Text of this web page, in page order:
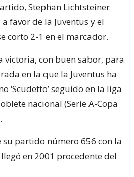
Stephan Lichtsteiner
favor de la Juventus y el
corto 2-1 en el marcador.
victoria, con buen sabor, para
en la que la Juventus ha
‘Scudetto’ seguido en la liga
nacional (Serie A-Copa
su partido número 656 con la
en 2001 procedente del